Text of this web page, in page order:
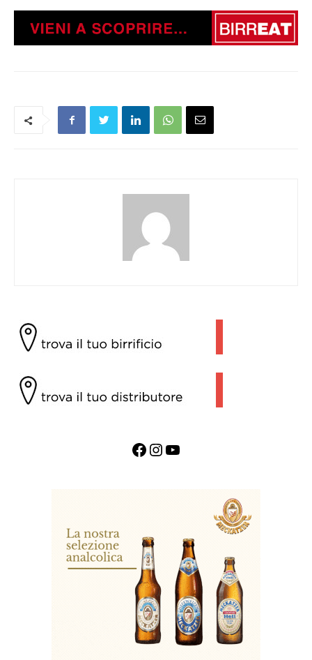
Facebook InstagramYouTube